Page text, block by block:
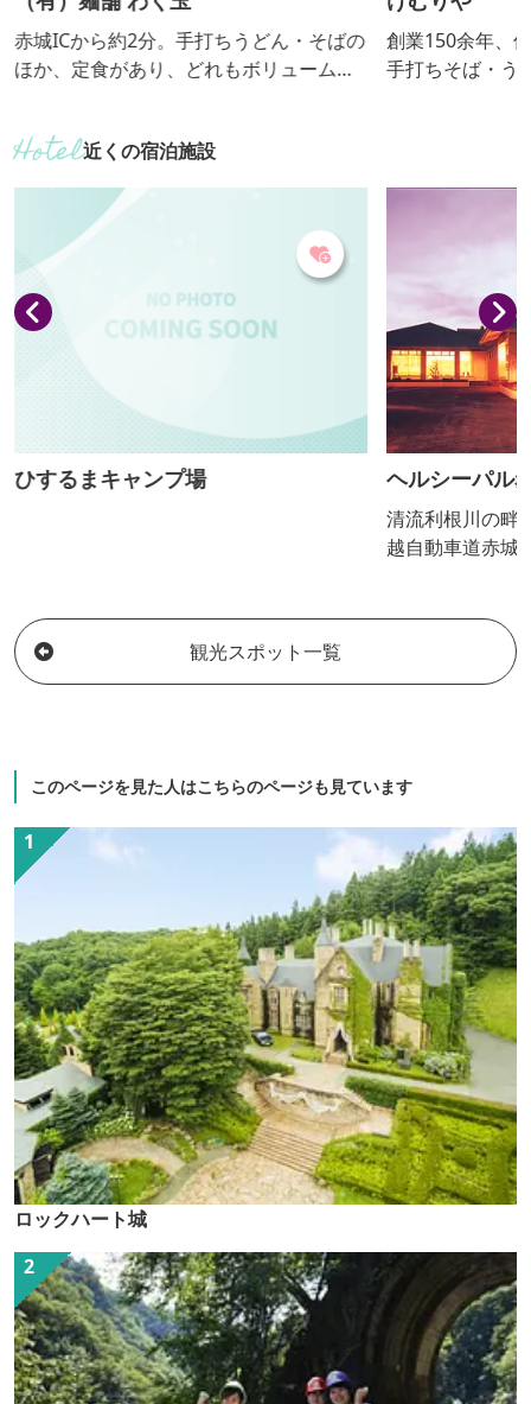
赤城ICから約2分。手打ちうどん・そばの
ほか、定食があり、どれもボリューム
創業150余年、
手打ちそば・う
近くの宿泊施設
ひするまキャンプ場 ヘルシーパル
清流利根川の畔
越自動車道赤城
織りなす優美
観光スポット一覧
このページを見た人はこちらのページも見ています
ロックハート城